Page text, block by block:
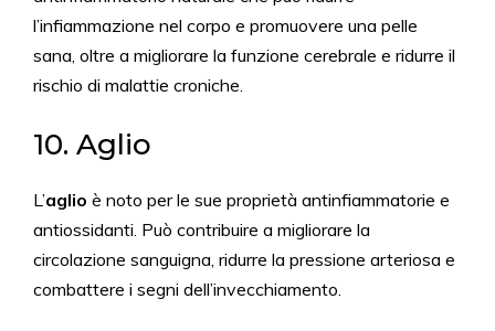
l’infiammazione nel corpo e promuovere una pelle
sana, oltre a migliorare la funzione cerebrale e ridurre il
rischio di malattie croniche.
10. Aglio
L’aglio è noto per le sue proprietà antinfiammatorie e
antiossidanti. Può contribuire a migliorare la
circolazione sanguigna, ridurre la pressione arteriosa e
combattere i segni dell’invecchiamento.